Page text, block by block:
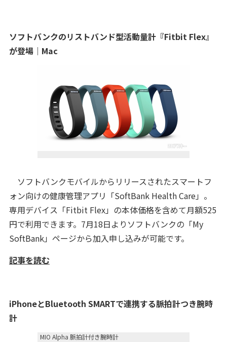
ソフトバンクのリストバンド型活動量計『Fitbit Flex』
が登場｜Mac
ソフトバンクモバイルからリリースされたスマートフ
ォン向けの健康管理アプリ「SoftBank Health Care」。
専用デバイス「Fitbit Flex」の本体価格を含めて月額525
円で利用できます。7月18日よりソフトバンクの「My
SoftBank」ページから加入申し込みが可能です。
記事を読む
iPhoneとBluetooth SMARTで連携する脈拍計つき腕時
計
MIO Alpha 脈拍計付き腕時計